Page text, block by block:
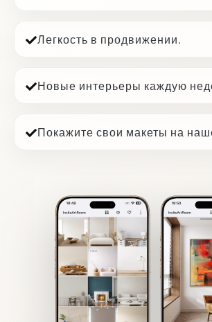
Легкость в продвижении.
Новые интерьеры каждую
Покажите свои макеты на